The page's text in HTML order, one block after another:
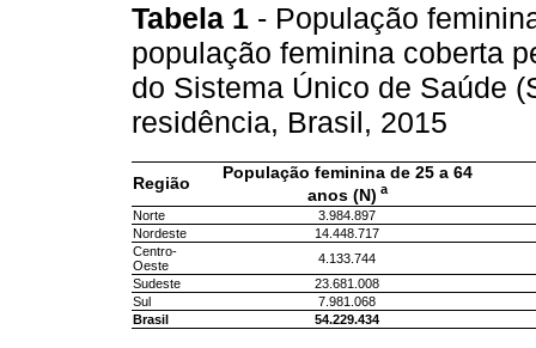
Tabela 1 - População
população feminina coberta
do Sistema Único de Saúde
residência, Brasil, 2015
Região
População feminina de 25 a 64
anos (N) a
Norte
3.984.897
Nordeste
14.448.717
Centro-
Oeste
4.133.744
Sudeste
23.681.008
Sul
7.981.068
Brasil
54.229.434